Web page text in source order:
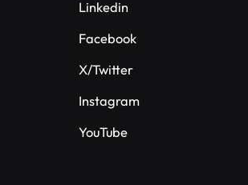
Linkedin
Facebook
X/Twitter
Instagram
YouTube